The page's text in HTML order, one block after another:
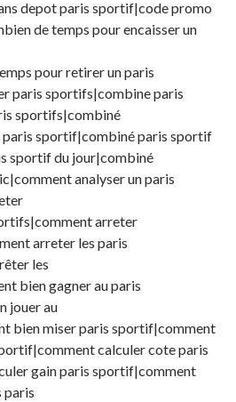
depot paris sportif|code promo
de temps pour encaisser un
pour retirer un paris
paris sportifs|combine paris
sportifs|combiné
sportif|combiné paris sportif
sportif du jour|combiné
analyser un paris
arreter
arreter les paris
les
bien gagner au paris
jouer au
bien miser paris sportif|comment
calculer cote paris
gain paris sportif|comment
paris